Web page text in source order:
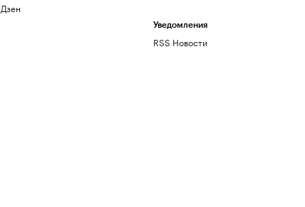
Дзен
Уведомления
RSS Новости